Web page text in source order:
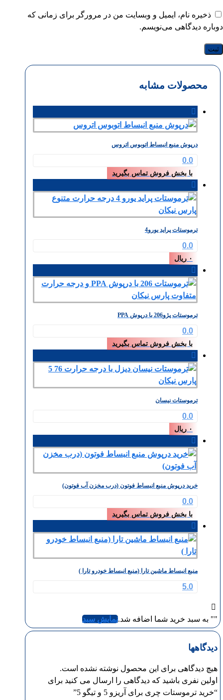
ذخیره نام، ایمیل و وبسایت من در مرورگر برای زمانی که
دوباره دیدگاهی می‌نویسم.
محصولات مشابه
درپوش منبع انبساط اتوبوس اتروس
0.0
با بخش فروش تماس بگیرید
ترموستات پراید یورو4
0.0
۰ ریال
ترموستات پژو206 با درپوش PPA
0.0
با بخش فروش تماس بگیرید
ترموستات نیسان
0.0
۰ ریال
خرید درپوش منبع انبساط فوتون (درب مخزن آب فوتون)
0.0
با بخش فروش تماس بگیرید
منبع انبساط ماشین تارا (منبع انبساط خودرو تارا )
5.0
"" به سبد خرید شما اضافه شد.نمایش سبد
دیدگاهها
هیچ دیدگاهی برای این محصول نوشته نشده است.
اولین نفری باشید که دیدگاهی را ارسال می کنید برای
“خرید ترموستات چری برای آریزو 5 و تیگو 5”